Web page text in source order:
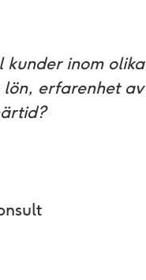
kunder inom olika
lön, erfarenhet av